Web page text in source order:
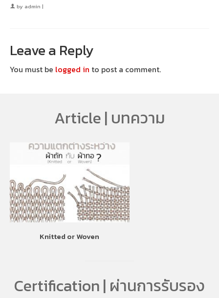
by admin |
Leave a Reply
You must be logged in to post a comment.
Article | บทความ
Knitted or Woven
Certification | ผ่านการรับรอง